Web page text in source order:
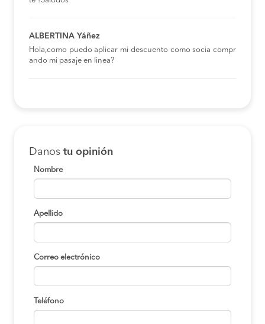
ALBERTINA Yáñez
Hola,como puedo aplicar mi descuento como socia compr
ando mi pasaje en linea?
Danos tu opinión
Nombre
Apellido
Correo electrónico
Teléfono